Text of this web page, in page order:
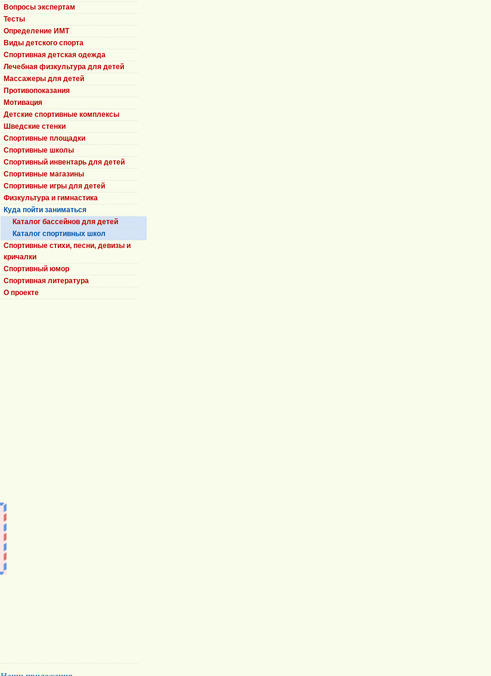
Вопросы экспертам
Тесты
Определение ИМТ
Виды детского спорта
Спортивная детская одежда
Лечебная физкультура для детей
Массажеры для детей
Противопоказания
Мотивация
Детские спортивные комплексы
Шведские стенки
Спортивные площадки
Спортивные школы
Спортивный инвентарь для детей
Спортивные магазины
Спортивные игры для детей
Физкультура и гимнастика
Куда пойти заниматься
Каталог бассейнов для детей
Каталог спортивных школ
Спортивные стихи, песни, девизы и
кричалки
Спортивный юмор
Спортивная литература
О проекте